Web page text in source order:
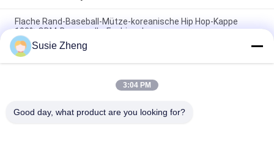
Flache Rand-Baseball-Mütze-koreanische Hip Hop-Kappe
100% ODM-Baumwolle-Fashional
Baumwolle flacher Bill Gorras 3D stickte Hysteresen-Hüte für
Männer
Customized Design black embroidery national flag special
Susie Zheng
3:04 PM
Good day, what product are you looking for?